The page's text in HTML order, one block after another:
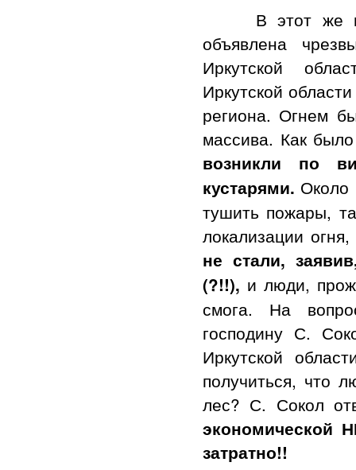
В этот же
объявлена
Иркутской
Иркутской
региона. Огнем
массива. Как
возникли по
кустарями. Около
тушить пожары,
локализации
не стали,
(?!!), и люди,
смога. На
господину С.
Иркутской
получиться, что
лес? С. Сокол
экономической
затратно!!